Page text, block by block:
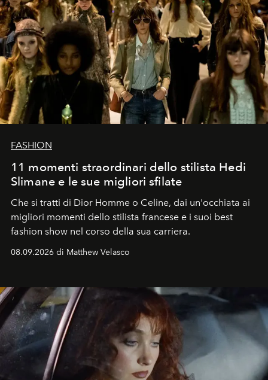
FASHION
11 momenti straordinari dello stilista Hedi
Slimane e le sue migliori sfilate
Che si tratti di Dior Homme o Celine, dai un'occhiata ai
migliori momenti dello stilista francese e i suoi best
fashion show nel corso della sua carriera.
08.09.2026 di Matthew Velasco